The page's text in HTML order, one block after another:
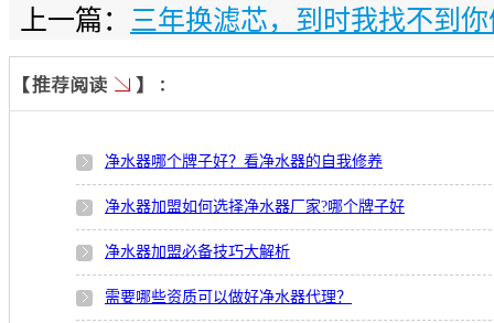
上一篇： 三年换滤芯，到时我找不到
净水器哪个牌子好？看净水器的自我修养
净水器加盟如何选择净水器厂家?哪个牌子好
净水器加盟必备技巧大解析
需要哪些资质可以做好净水器代理？